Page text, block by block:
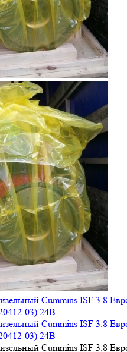
Cummins ISF 3.8
03) 24В
Cummins ISF 3.8
03) 24В
Cummins ISF 3.8